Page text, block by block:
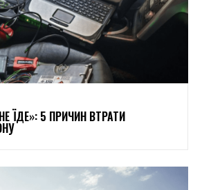
ЇДЕ»: 5 ПРИЧИН ВТРАТИ